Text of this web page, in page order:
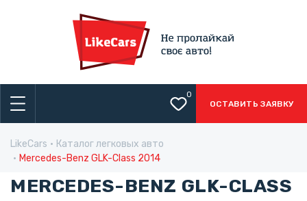
0
ОСТАВИТЬ ЗАЯВКУ
LikeCars
Каталог легковых авто
Mercedes-Benz GLK-Class 2014
MERCEDES-BENZ GLK-CLASS